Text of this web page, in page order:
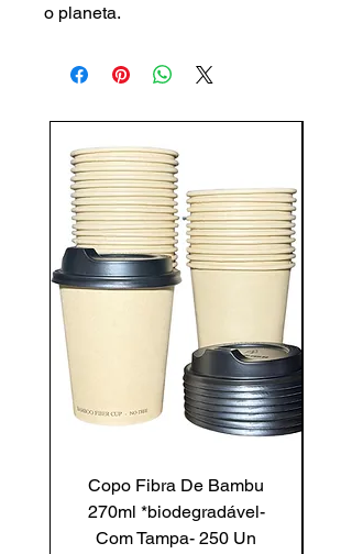
o planeta.
Copo Fibra De Bambu
270ml *biodegradável-
Com Tampa- 250 Un